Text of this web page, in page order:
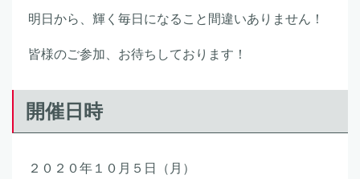
明日から、輝く毎日になること間違いありません！
皆様のご参加、お待ちしております！
開催日時
２０２０年１０月５日（月）